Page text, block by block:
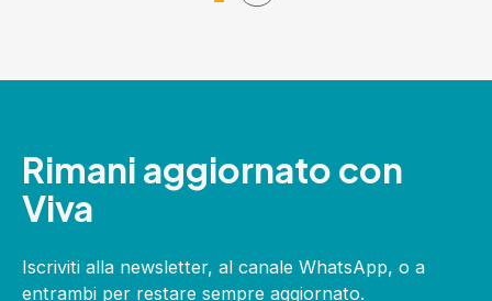
Rimani aggiornato con
Viva
Iscriviti alla newsletter, al canale WhatsApp, o a
entrambi per restare sempre aggiornato.